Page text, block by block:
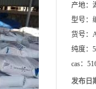
产地：
型号：
货号：
纯度：
cas：
发布日